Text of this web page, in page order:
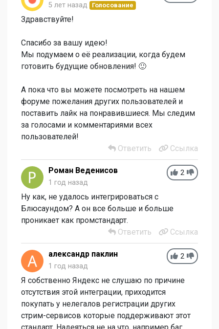
5 лет назад Голосование
Здравствуйте!
Спасибо за вашу идею!
Мы подумаем о её реализации, когда будем
готовить будущие обновления! 🙂
А пока что вы можете посмотреть на нашем
форуме пожелания других пользователей и
поставить лайк на понравившиеся. Мы следим
за голосами и комментариями всех
пользователей!
Ответить
Ссылка
2
Роман Веденисов
1 год назад
Ну как, не удалось интегрироваться с
Блюсаундом? А он все больше и больше
проникает как промстандарт.
Ответить
Ссылка
2
александр паклин
1 год назад
Я собственно Яндекс не слушаю по причине
отсутствия этой интеграции, приходится
покупать у нелегалов регистрации других
стрим-сервисов которые поддерживают этот